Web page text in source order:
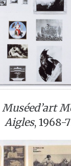
Muséed’art
Aigles, 1968-